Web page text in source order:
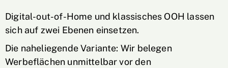
Digital-out-of-Home und klassisches OOH lassen
sich auf zwei Ebenen einsetzen.
Die naheliegende Variante: Wir belegen
Werbeflächen unmittelbar vor den